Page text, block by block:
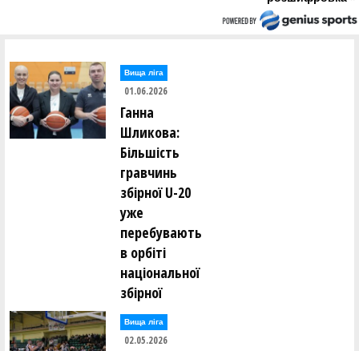
Вища лiга
01.06.2026
Ганна
Шликова:
Більшість
гравчинь
збірної U-20
уже
перебувають
в орбіті
національної
збірної
Вища лiга
02.05.2026